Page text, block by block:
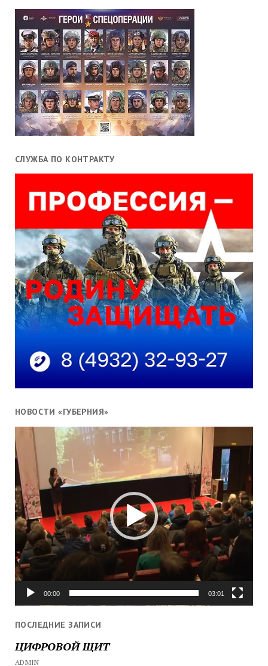
СЛУЖБА ПО КОНТРАКТУ
НОВОСТИ «ГУБЕРНИЯ»
Видеоплеер
00:00 03:01
ПОСЛЕДНИЕ ЗАПИСИ
ЦИФРОВОЙ ЩИТ
ADMIN